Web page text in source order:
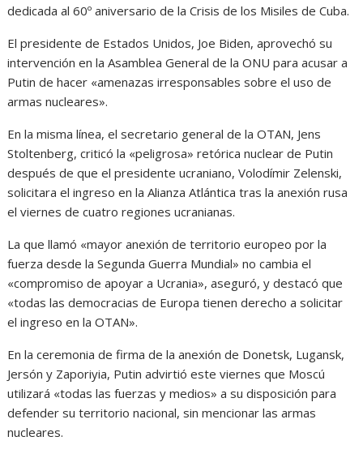
dedicada al 60º aniversario de la Crisis de los Misiles de Cuba.
El presidente de Estados Unidos, Joe Biden, aprovechó su
intervención en la Asamblea General de la ONU para acusar a
Putin de hacer «amenazas irresponsables sobre el uso de
armas nucleares».
En la misma línea, el secretario general de la OTAN, Jens
Stoltenberg, criticó la «peligrosa» retórica nuclear de Putin
después de que el presidente ucraniano, Volodímir Zelenski,
solicitara el ingreso en la Alianza Atlántica tras la anexión rusa
el viernes de cuatro regiones ucranianas.
La que llamó «mayor anexión de territorio europeo por la
fuerza desde la Segunda Guerra Mundial» no cambia el
«compromiso de apoyar a Ucrania», aseguró, y destacó que
«todas las democracias de Europa tienen derecho a solicitar
el ingreso en la OTAN».
En la ceremonia de firma de la anexión de Donetsk, Lugansk,
Jersón y Zaporiyia, Putin advirtió este viernes que Moscú
utilizará «todas las fuerzas y medios» a su disposición para
defender su territorio nacional, sin mencionar las armas
nucleares.